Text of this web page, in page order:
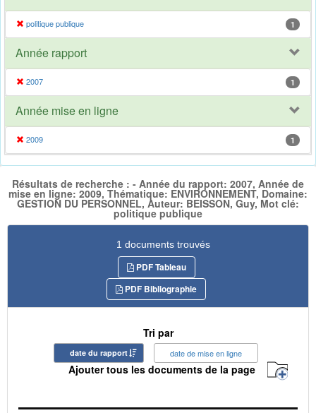
politique publique 1
Année rapport
2007 1
Année mise en ligne
2009 1
Résultats de recherche : - Année du rapport: 2007, Année de
mise en ligne: 2009, Thématique: ENVIRONNEMENT, Domaine:
GESTION DU PERSONNEL, Auteur: BEISSON, Guy, Mot clé:
politique publique
1 documents trouvés
PDF Tableau
PDF Bibliographie
Tri par
date du rapport date de mise en ligne
Ajouter tous les documents de la page